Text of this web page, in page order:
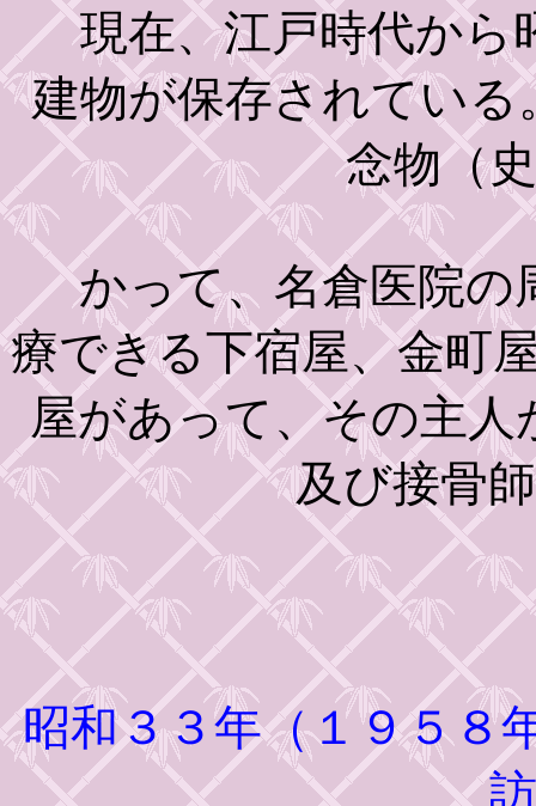
現在、江戸時代から
建物が保存されている
念物（
かって、名倉医院の
療できる下宿屋、金町
屋があって、その主
及び接骨
昭和３３年（１９５８